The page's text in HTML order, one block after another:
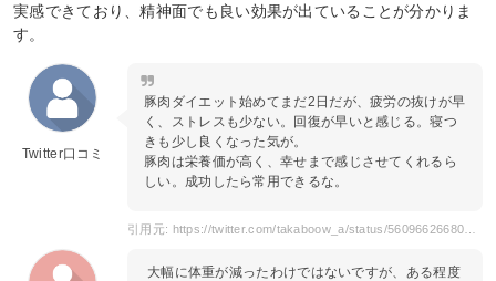
実感できており、精神面でも良い効果が出ていることが分かりま
す。
Twitter口コミ
豚肉ダイエット始めてまだ2日だが、疲労の抜けが早
く、ストレスも少ない。回復が早いと感じる。寝つ
きも少し良くなった気が。
豚肉は栄養価が高く、幸せまで感じさせてくれるら
しい。成功したら常用できるな。
大幅に体重が減ったわけではないですが、ある程度